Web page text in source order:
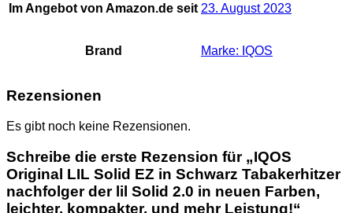
Im Angebot von Amazon.de seit 23. August 2023
Brand Marke: IQOS
Rezensionen
Es gibt noch keine Rezensionen.
Schreibe die erste Rezension für „IQOS
Original LIL Solid EZ in Schwarz Tabakerhitzer
nachfolger der lil Solid 2.0 in neuen Farben,
leichter, kompakter, und mehr Leistung!“